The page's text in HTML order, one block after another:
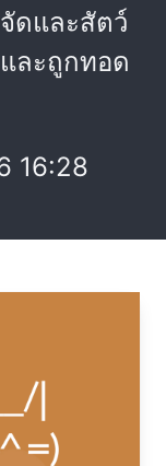
ดและสัตว์
ละถูกทอด
16:28